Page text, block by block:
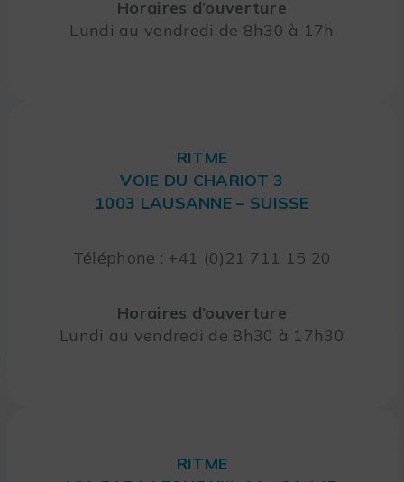
Horaires d’ouverture
Lundi au vendredi de 8h30 à 17h
RITME
VOIE DU CHARIOT 3
1003 LAUSANNE – SUISSE
Téléphone : +41 (0)21 711 15 20
Horaires d’ouverture
Lundi au vendredi de 8h30 à 17h30
RITME